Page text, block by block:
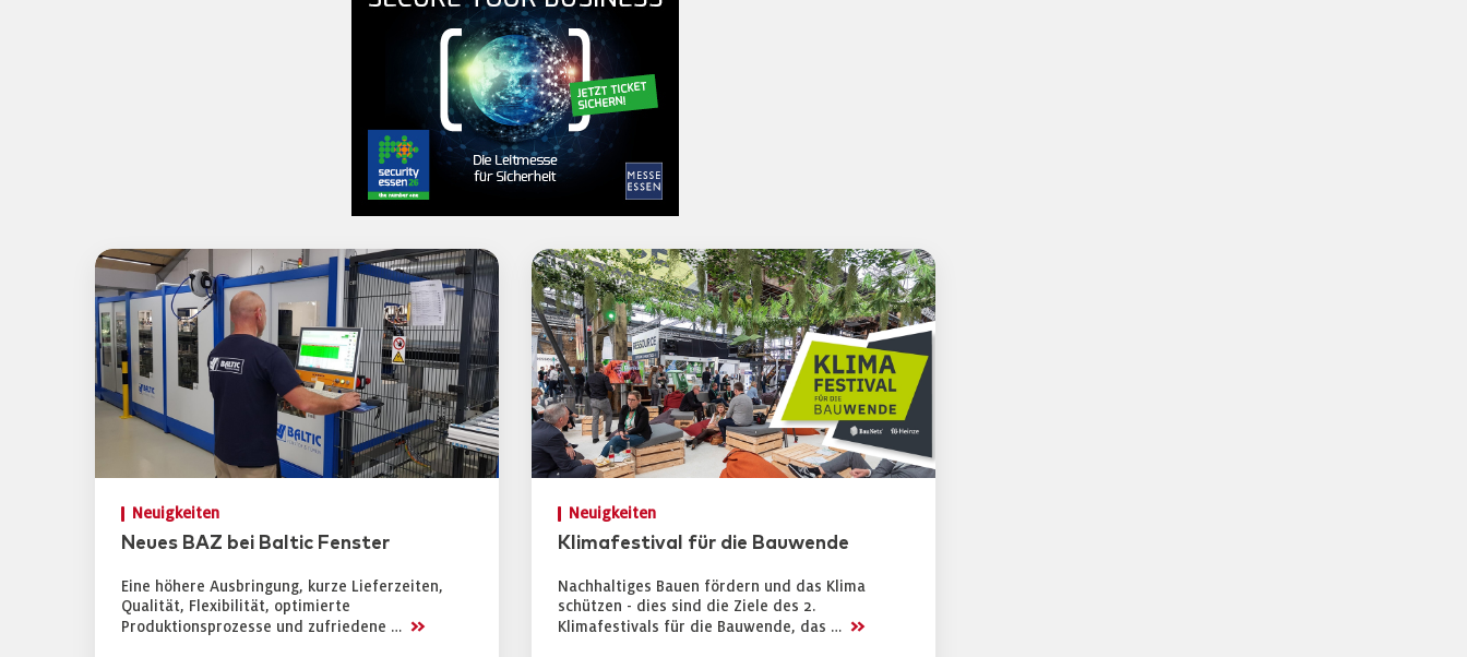
Neuigkeiten
Neues BAZ bei Baltic Fenster
Eine höhere Ausbringung, kurze Lieferzeiten,
Qualität, Flexibilität, optimierte
Produktionsprozesse und zufriedene … >>
Neuigkeiten
Klimafestival für die Bauwende
Nachhaltiges Bauen fördern und das Klima
schützen - dies sind die Ziele des 2.
Klimafestivals für die Bauwende, das … >>